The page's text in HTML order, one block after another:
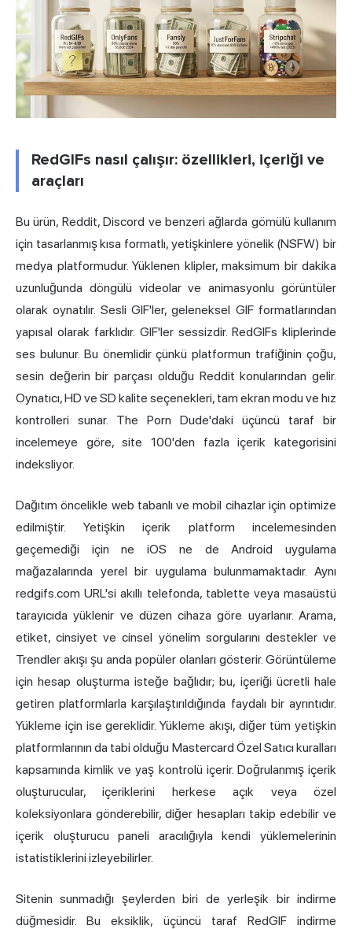
RedGIFs nasıl çalışır: özellikleri, içeriği ve
araçları
Bu ürün, Reddit, Discord ve benzeri ağlarda gömülü kullanım
için tasarlanmış kısa formatlı, yetişkinlere yönelik (NSFW) bir
medya platformudur. Yüklenen klipler, maksimum bir dakika
uzunluğunda döngülü videolar ve animasyonlu görüntüler
olarak oynatılır. Sesli GIF'ler, geleneksel GIF formatlarından
yapısal olarak farklıdır. GIF'ler sessizdir. RedGIFs kliplerinde
ses bulunur. Bu önemlidir çünkü platformun trafiğinin çoğu,
sesin değerin bir parçası olduğu Reddit konularından gelir.
Oynatıcı, HD ve SD kalite seçenekleri, tam ekran modu ve hız
kontrolleri sunar. The Porn Dude'daki üçüncü taraf bir
incelemeye göre, site 100'den fazla içerik kategorisini
indeksliyor.
Dağıtım öncelikle web tabanlı ve mobil cihazlar için optimize
edilmiştir. Yetişkin içerik platform incelemesinden
geçemediği için ne iOS ne de Android uygulama
mağazalarında yerel bir uygulama bulunmamaktadır. Aynı
redgifs.com URL'si akıllı telefonda, tablette veya masaüstü
tarayıcıda yüklenir ve düzen cihaza göre uyarlanır. Arama,
etiket, cinsiyet ve cinsel yönelim sorgularını destekler ve
Trendler akışı şu anda popüler olanları gösterir. Görüntüleme
için hesap oluşturma isteğe bağlıdır; bu, içeriği ücretli hale
getiren platformlarla karşılaştırıldığında faydalı bir ayrıntıdır.
Yükleme için ise gereklidir. Yükleme akışı, diğer tüm yetişkin
platformlarının da tabi olduğu Mastercard Özel Satıcı kuralları
kapsamında kimlik ve yaş kontrolü içerir. Doğrulanmış içerik
oluşturucular, içeriklerini herkese açık veya özel
koleksiyonlara gönderebilir, diğer hesapları takip edebilir ve
içerik oluşturucu paneli aracılığıyla kendi yüklemelerinin
istatistiklerini izleyebilirler.
Sitenin sunmadığı şeylerden biri de yerleşik bir indirme
düğmesidir. Bu eksiklik, üçüncü taraf RedGIF indirme